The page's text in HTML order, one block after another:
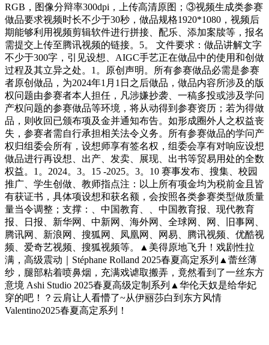
RGB，图像分辩率300dpi，上传高清原图；③视频生成类参赛
做品要求视频时长不少于30秒，做品规格1920*1080，视频后
期能够利用视频剪辑软件进行拼接、配乐、添加案牍等，报名
需提交上传至腾讯视频的链接。5。 文件要求：做品讲解文字
不少于300字，引见设想、AIGC手艺正在做品中的使用和创做
过程及其立异之处。1。原创声明。所有参赛做品必需是参赛
者原创做品，为2024年1月1日之后做品，做品内容所涉及的版
权问题由参赛者本人担任，凡涉嫌抄袭、一稿多投或涉及学问
产权问题的参赛做品等环境，将从动得到参赛资历；若为得做
品，则收回已颁布项及金并通知布告。如形成圈外人之权益丧
失，参赛者需自行承担相关法令义务。所有参赛做品的学问产
权归组委会所有，设想师享有签名权，组委会享有对响应设想
做品进行再设想、出产、发卖、展现、出书等贸易用处的全数
权益。1。2024。3。15 -2025。3。10 赛事发布、搜集、校园
推广、学生创做、教师指点注：以上所有项金均为税前金且皆
有获证书，具体项设想和获名额，会按照各类参赛类型做质量
量当令调整；支撑：、中国教育、、中国教育报、现代教育
报、日报、新华网、中新网、海外网、全球网、网、旧事网、
腾讯网、新浪网、搜狐网、凤凰网、网易、腾讯视频、优酷视
频、爱奇艺视频、搜狐视频等。▲美得原地飞升！戏剧性拉
满，高级震动｜Stéphane Rolland 2025春夏高定系列▲蕾丝薄
纱，腿部粘着喷鼻烟，充满戏谑取搬弄，竟然看到了一丝东方
意境 Ashi Studio 2025春夏高级定制系列▲华伦天奴是给华妃
穿的吧！？云肩让人看懵了~从伊丽莎白到东方风情
Valentino2025春夏高定系列！